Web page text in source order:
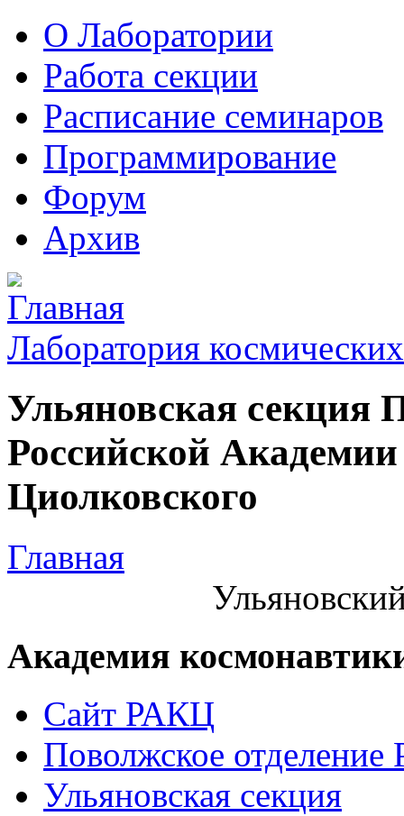
О Лаборатории
Работа секции
Расписание семинаров
Программирование
Форум
Архив
Лаборатория
Ульяновская секция
Российской
Циолковского
Главная
Академия
Сайт РАКЦ
Поволжское
Ульяновская секция